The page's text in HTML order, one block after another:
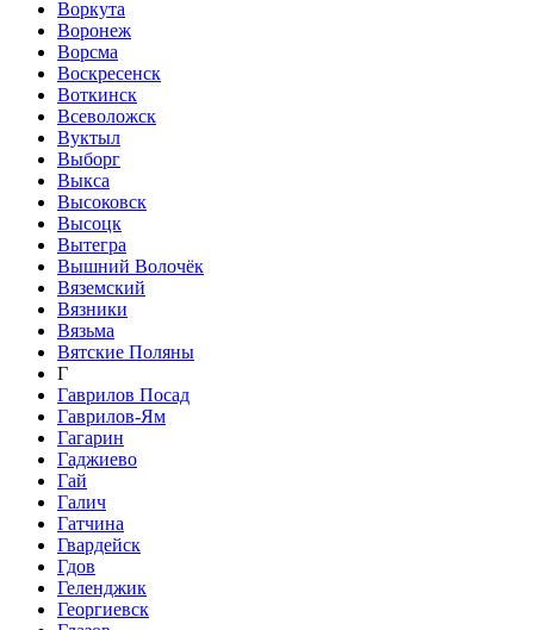
Воркута
Воронеж
Ворсма
Воскресенск
Воткинск
Всеволожск
Вуктыл
Выборг
Выкса
Высоковск
Высоцк
Вытегра
Вышний Волочёк
Вяземский
Вязники
Вязьма
Вятские Поляны
Г
Гаврилов Посад
Гаврилов-Ям
Гагарин
Гаджиево
Гай
Галич
Гатчина
Гвардейск
Гдов
Геленджик
Георгиевск